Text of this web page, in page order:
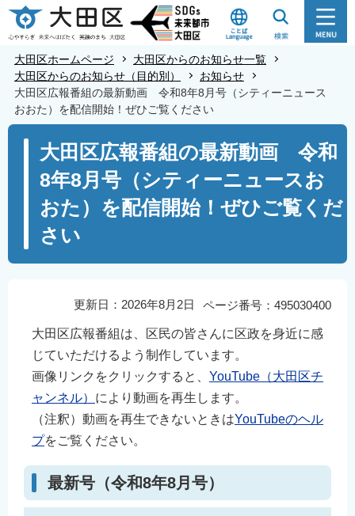
こ
の
大田区ホームページ
大田区からのお知らせ一覧
大田区からのお知らせ（目的別）
お知らせ
大田区広報番組の最新動画 令和8年8月号（シティーニュース
おおた）を配信開始！ぜひご覧ください
大田区広報番組の最新動画 令和
8年8月号（シティーニュースお
おた）を配信開始！ぜひご覧くだ
さい
ページ番号：495030400
更新日：2026年8月2日
大田区広報番組は、区民の皆さんに区政を身近に感
じていただけるよう制作しています。
画像リンクをクリックすると、 YouTube（大田区チ
ャンネル） により動画を再生します。
（注釈）動画を再生できないときはYouTubeのヘル
プをご覧ください。
最新号（令和8年8月号）